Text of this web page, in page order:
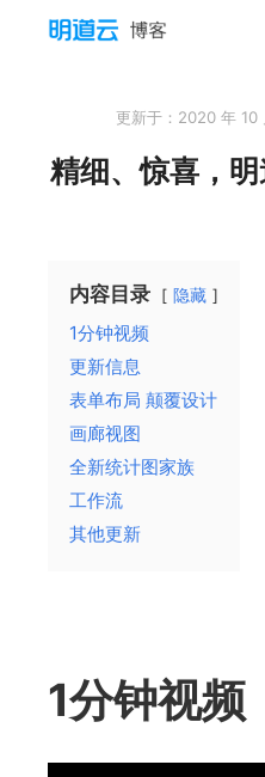
更新于： 2020 年 10
精细、惊喜，
内容目录 隐藏
1分钟视频
更新信息
表单布局 颠覆设计
画廊视图
全新统计图家族
工作流
其他更新
1分钟视频